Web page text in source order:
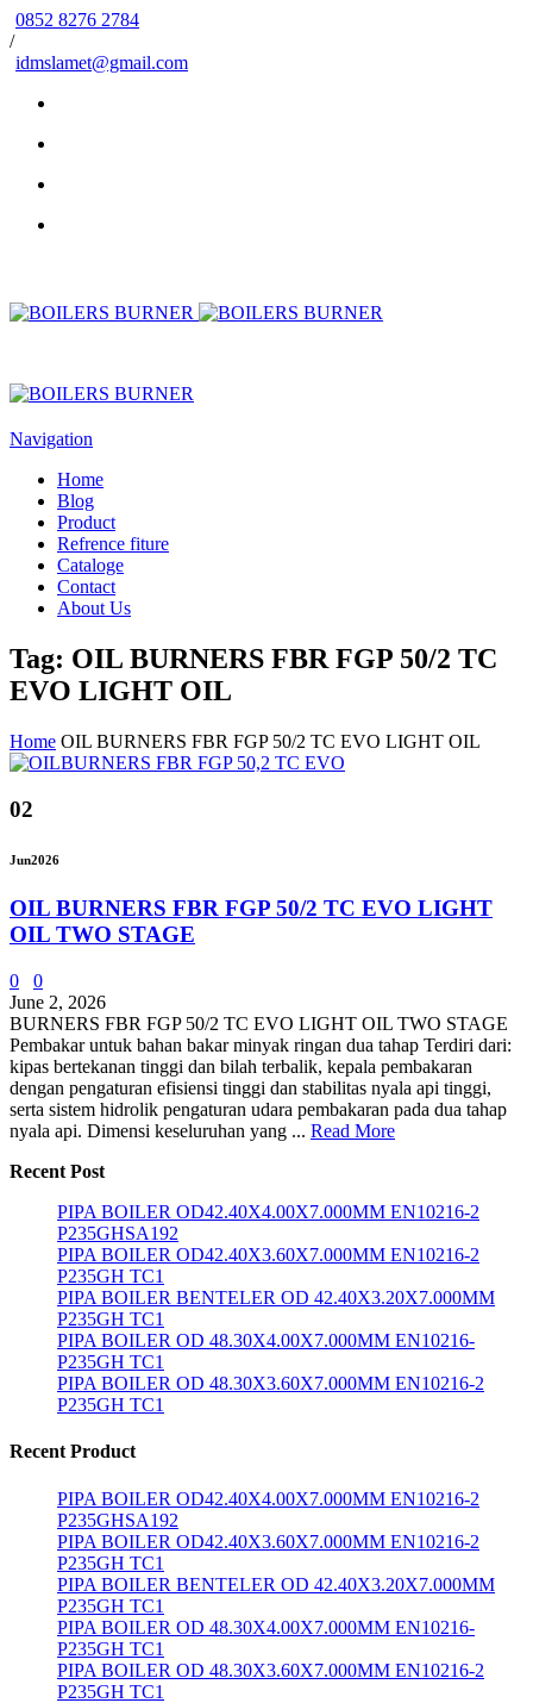
0852 8276 2784
/
idmslamet@gmail.com
Navigation
Home
Blog
Product
Refrence fiture
Cataloge
Contact
About Us
Tag: OIL BURNERS FBR FGP 50/2 TC
EVO LIGHT OIL
Home OIL BURNERS FBR FGP 50/2 TC EVO LIGHT OIL
02
Jun2026
OIL BURNERS FBR FGP 50/2 TC EVO LIGHT
OIL TWO STAGE
0
0
June 2, 2026
BURNERS FBR FGP 50/2 TC EVO LIGHT OIL TWO STAGE
Pembakar untuk bahan bakar minyak ringan dua tahap Terdiri dari:
kipas bertekanan tinggi dan bilah terbalik, kepala pembakaran
dengan pengaturan efisiensi tinggi dan stabilitas nyala api tinggi,
serta sistem hidrolik pengaturan udara pembakaran pada dua tahap
nyala api. Dimensi keseluruhan yang ... Read More
Recent Post
PIPA BOILER OD42.40X4.00X7.000MM EN10216-2
P235GHSA192
PIPA BOILER OD42.40X3.60X7.000MM EN10216-2
P235GH TC1
PIPA BOILER BENTELER OD 42.40X3.20X7.000MM
P235GH TC1
PIPA BOILER OD 48.30X4.00X7.000MM EN10216-
P235GH TC1
PIPA BOILER OD 48.30X3.60X7.000MM EN10216-2
P235GH TC1
Recent Product
PIPA BOILER OD42.40X4.00X7.000MM EN10216-2
P235GHSA192
PIPA BOILER OD42.40X3.60X7.000MM EN10216-2
P235GH TC1
PIPA BOILER BENTELER OD 42.40X3.20X7.000MM
P235GH TC1
PIPA BOILER OD 48.30X4.00X7.000MM EN10216-
P235GH TC1
PIPA BOILER OD 48.30X3.60X7.000MM EN10216-2
P235GH TC1